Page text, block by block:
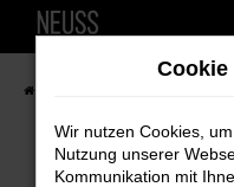
Zum
Cookie
Wir nutzen Cookies,
Nutzung unserer
Kommunikation mit